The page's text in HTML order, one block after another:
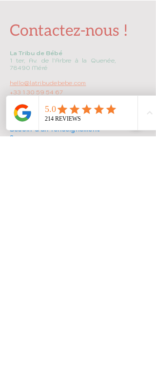
Contactez-nous !
La Tribu de Bébé
1 ter, Av. de l'Arbre à la Quenée,
78490 Méré
hello@latribudebebe.com
+33 1 30 59 54 67
Besoin d'un renseignement
?